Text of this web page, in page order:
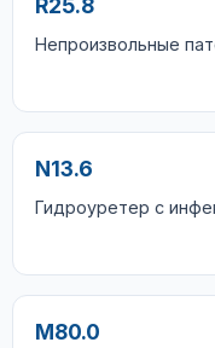
R25.8
Непроизвольные
N13.6
Гидроуретер с
M80.0